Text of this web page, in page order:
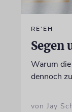
RE’EH
Segen
Warum
dennoch
von Jay